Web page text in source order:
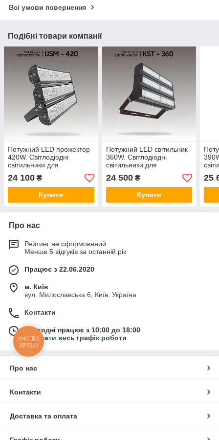
Всі умови повернення
Подібні товари компанії
Потужний LED прожектор
420W. Світлодіодні
світильники для
стадіону.
24 100 ₴
Купити
Потужний LED світильник
360W. Світлодіодні
світильники для
стадіону.
24 500₴
Купити
25
Про нас
Рейтинг не сформований
Менше 5 відгуків за останній рік
Працює з 22.06.2020
м. Київ
вул. Милославська 6, Київ, Україна
Контакти
Сьогодні працює з 10:00 до 18:00
Показати весь графік роботи
Про нас
Контакти
Доставка та оплата
КНОПКА
ЗВ'ЯЗКУ